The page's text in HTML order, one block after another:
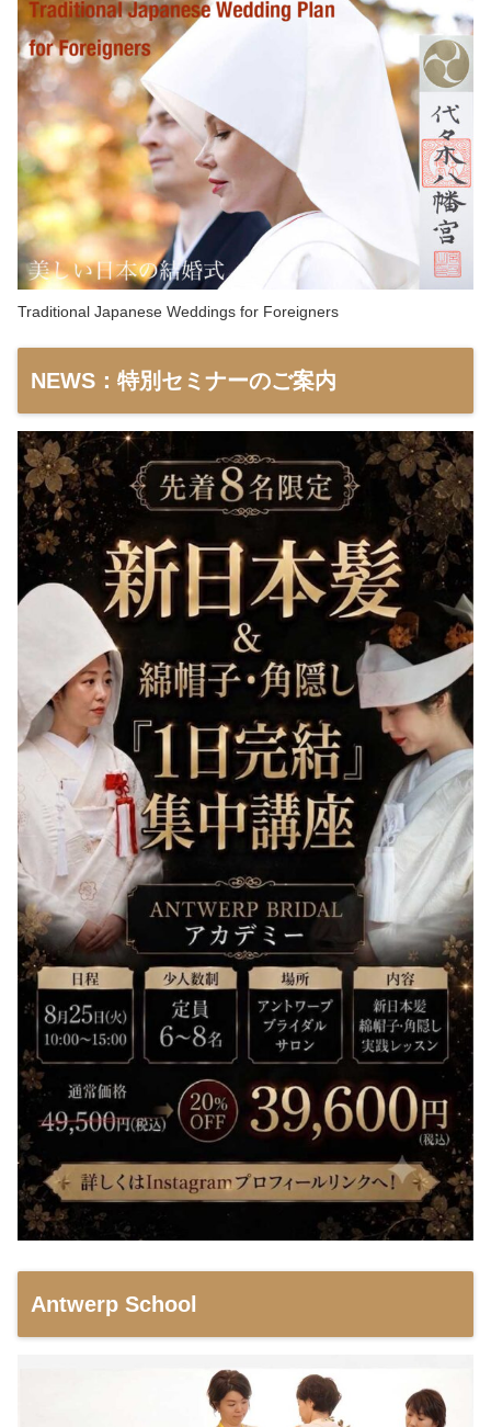
Traditional Japanese Weddings for Foreigners
NEWS：特別セミナーのご案内
Antwerp School